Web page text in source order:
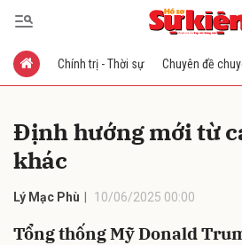
Chính trị - Thời sự Chuyên đề
Định hướng mới từ
khác
Lý Mạc Phù 10/06/2025 00:00
Tổng thống Mỹ Donald
Gửi bình luận